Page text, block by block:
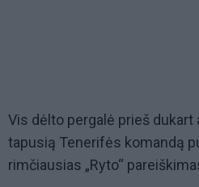
Vis dėlto pergalė prieš dukart
tapusią Tenerifės komandą
rimčiausias „Ryto“